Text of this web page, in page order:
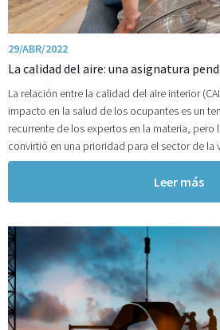
29/ABR/2022
La calidad del aire: una asignatura
La relación entre la calidad del aire interior
impacto en la salud de los ocupantes es un
recurrente de los expertos en la materia, pero
convirtió en una prioridad para el sector de la
Leer más